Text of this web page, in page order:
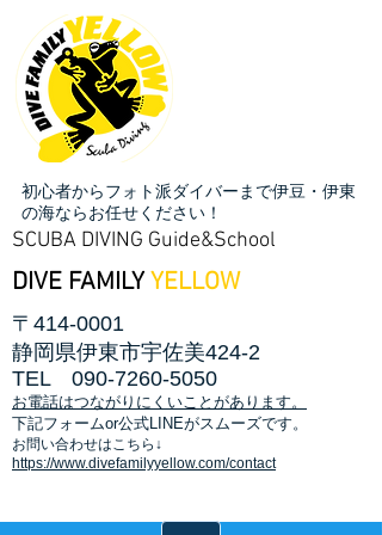
初心者からフォト派ダイバーまで伊豆・伊東
の海ならお任せください！
SCUBA DIVING Guide&School
DIVE FAMILY YELLOW
〒414-0001
静岡県伊東市宇佐美424-2
TEL 090-7260-5050
お電話はつながりにくいことがあります。
​下記フォームor公式LINEがスムーズです。
お問い合わせはこちら↓
https://www.divefamilyyellow.com/contact